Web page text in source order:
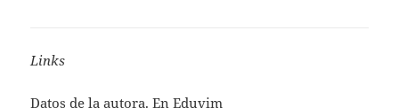
Links
Datos de la autora. EnEduvim